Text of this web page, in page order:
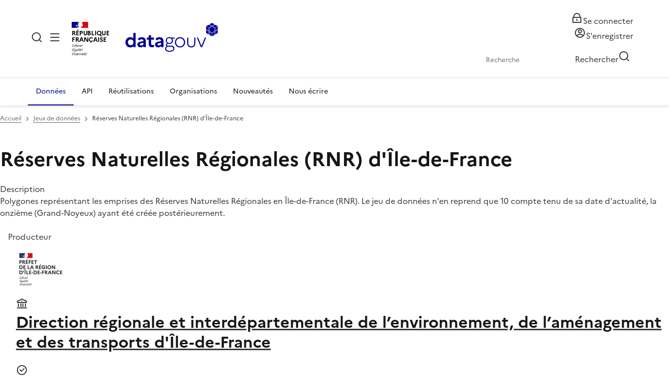
RÉPUBLIQUE
FRANÇAISE
Se connecter
S'enregistrer
Rechercher
Données API Réutilisations Organisations Nouveautés Nous écrire
Accueil Jeux de données Réserves Naturelles Régionales (RNR) d'Île-de-France
Réserves Naturelles Régionales (RNR) d'Île-de-France
Description
Polygones représentant les emprises des Réserves Naturelles Régionales en Île-de-France (RNR). Le jeu de données n'en reprend que 10 compte tenu de sa date d'actualité, la
onzième (Grand-Noyeux) ayant été créée postérieurement.
Producteur
Direction régionale et interdépartementale de l’environnement, de l’aménagement
et des transports d'Île-de-France